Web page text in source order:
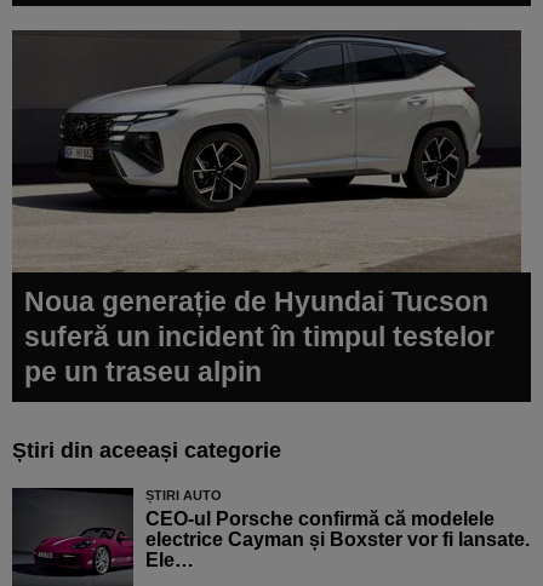
Noua generație de Hyundai Tucson
suferă un incident în timpul testelor
pe un traseu alpin
Știri din aceeași categorie
ȘTIRI AUTO
CEO-ul Porsche confirmă că modelele
electrice Cayman și Boxster vor fi lansate.
Ele…